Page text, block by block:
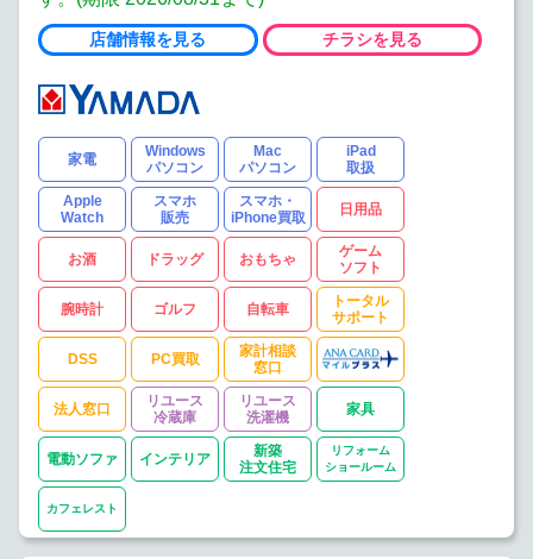
店舗情報を見る チラシを見る
家電
Windows
パソコン
Mac
パソコン
iPad
取扱
Apple
Watch
スマホ
販売
スマホ・
iPhone買取
日用品
お酒 ドラッグ おもちゃ
ゲーム
ソフト
腕時計 ゴルフ 自転車
トータル
サポート
DSS PC買取
家計相談
窓口
法人窓口
リユース
冷蔵庫
リユース
洗濯機
家具
電動ソファ インテリア
新築
注文住宅
リフォーム
ショールーム
カフェレスト